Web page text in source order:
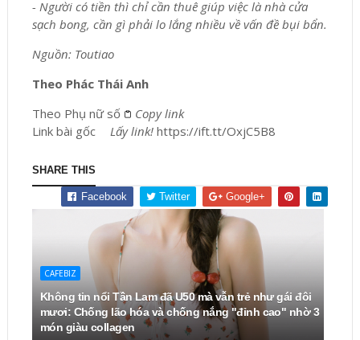
- Người có tiền thì chỉ cần thuê giúp việc là nhà cửa
sạch bong, cần gì phải lo lắng nhiều về vấn đề bụi bẩn.
Nguồn: Toutiao
Theo Phác Thái Anh
Theo Phụ nữ số
Copy link
Link bài gốc
Lấy link! https://ift.tt/OxjC5B8
SHARE THIS
Facebook Twitter Google+
CAFEBIZ
Không tin nổi Tần Lam đã U50 mà vẫn trẻ như gái đôi
mươi: Chống lão hóa và chống nắng "đỉnh cao" nhờ 3
món giàu collagen